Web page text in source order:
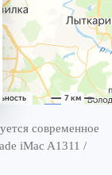
современное
iMac A1311 /